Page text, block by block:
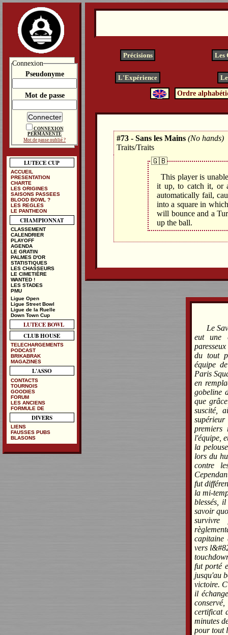
Précisions Les
L'Expérience
Ordre
#73 - Sans les Mains (No hands)
Traits/Traits
🇬🇧
This player is
it up, to catch it, or
automatically fail,
into a square in
will bounce and a
up the ball.
Le
eut une
du tout
équipe
Paris
en
gobeline
que
suscité,
l'équipe,
la
lors du
contre
fut
la mi-
blessés,
savoir
survivre
vers
fut porté
jusqu'au
victoire.
il
certificat
minutes
pour tout
Connexion
Pseudonyme
Mot de passe
CONNEXION
PERMANENTE
Mot de passe oublié ?
LUTECE CUP
ACCUEIL
PRESENTATION
CHARTE
LES ORIGINES
SAISONS PASSEES
BLOOD BOWL ?
LES REGLES
LE PANTHEON
CHAMPIONNAT
CLASSEMENT
CALENDRIER
PLAYOFF
AGENDA
LE GRATIN
PALMES D'OR
STATISTIQUES
LES CHASSEURS
LE CIMETIÈRE
WANTED !
LES STADES
PMU
Ligue Open
Ligue Street Bowl
Ligue de la Ruelle
Down Town Cup
LUTECE BOWL
CLUB HOUSE
TELECHARGEMENTS
PODCAST
BRIKABRAK
MAGAZINES
L'ASSO
CONTACTS
TOURNOIS
GOODIES
FORUM
LES ANCIENS
FORMULE DE
DIVERS
LIENS
FAUSSES PUBS
BLASONS